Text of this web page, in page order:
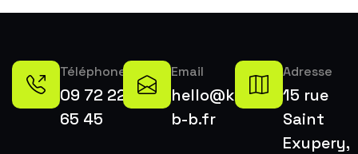
Téléphone
09 72 22
65 45
Email
hello@k-
b-b.fr
Adresse
15 rue
Saint
Exupery,